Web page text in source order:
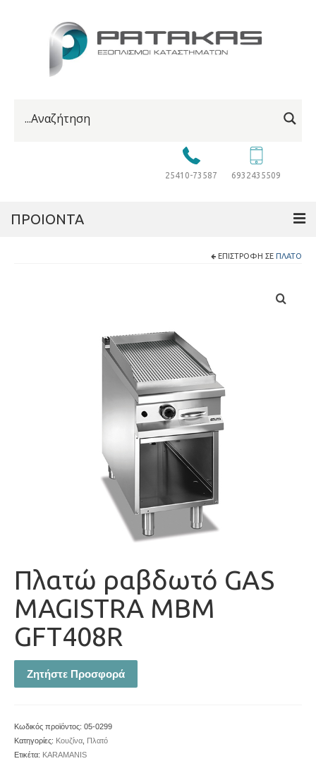
25410-73587 6932435509
ΠΡΟΙΟΝΤΑ
ΕΠΙΣΤΡΟΦΉ ΣΕ ΠΛΑΤΌ
Πλατώ ραβδωτό GAS
MAGISTRA MBM
GFT408R
Ζητήστε Προσφορά
Κωδικός προϊόντος: 05-0299
Κατηγορίες: Κουζίνα Πλατό
Ετικέτα: KARAMANIS